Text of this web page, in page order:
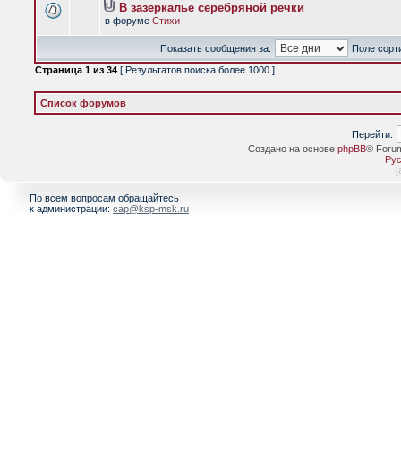
В зазеркалье серебряной речки
в форуме Стихи
Показать сообщения за:
Поле
Страница 1 из 34 [ Результатов поиска более 1000 ]
Список форумов
Перейти:
Создано на основе phpBB®
[
По всем вопросам обращайтесь
к администрации: cap@ksp-msk.ru